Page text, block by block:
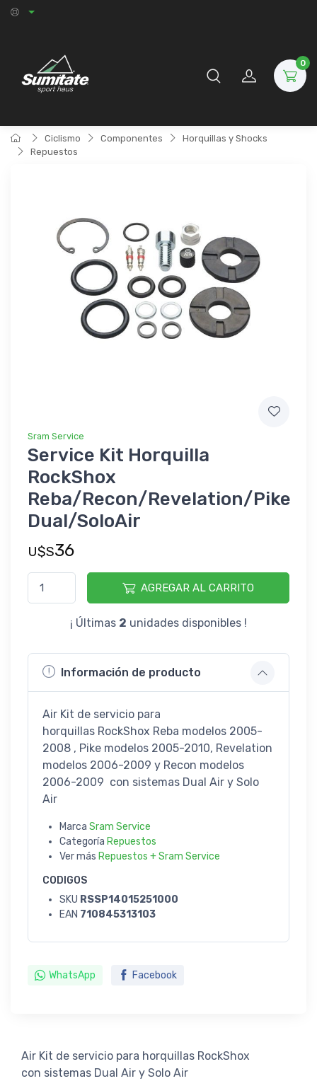
0
Ciclismo Componentes
Horquillas y Shocks
Repuestos
Sram Service
Service Kit Horquilla
RockShox
Reba/Recon/Revelation/Pike
Dual/SoloAir
U$S36
AGREGAR AL CARRITO
¡ Últimas 2 unidades disponibles !
Información de producto
Air Kit de servicio para
horquillas RockShox Reba modelos 2005-
2008 , Pike modelos 2005-2010, Revelation
modelos 2006-2009 y Recon modelos
2006-2009 con sistemas Dual Air y Solo
Air
Marca Sram Service
Categoría Repuestos
Ver más Repuestos + Sram Service
CODIGOS
SKU RSSP14015251000
EAN 710845313103
WhatsApp Facebook
Air Kit de servicio para horquillas RockShox
con sistemas Dual Air y Solo Air